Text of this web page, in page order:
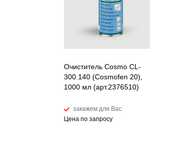
Очиститель Cosmo CL-
300.140 (Cosmofen 20),
1000 мл (арт.2376510)
закажем для Вас
Цена по запросу